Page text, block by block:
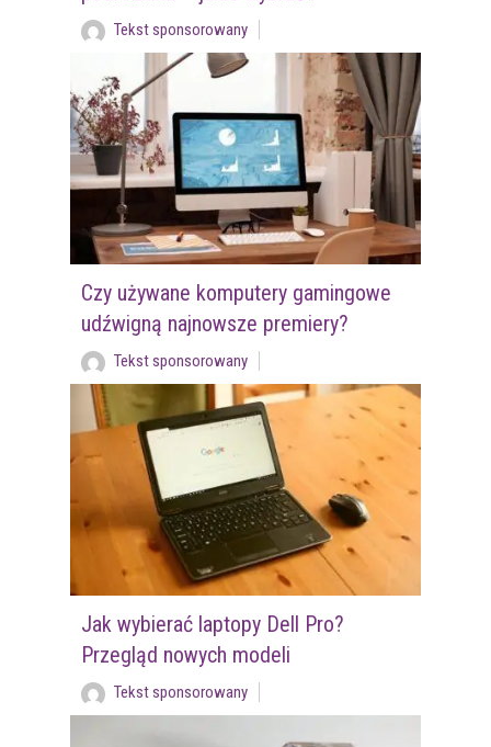
Tekst sponsorowany
Czy używane komputery gamingowe
udźwigną najnowsze premiery?
Tekst sponsorowany
Jak wybierać laptopy Dell Pro?
Przegląd nowych modeli
Tekst sponsorowany